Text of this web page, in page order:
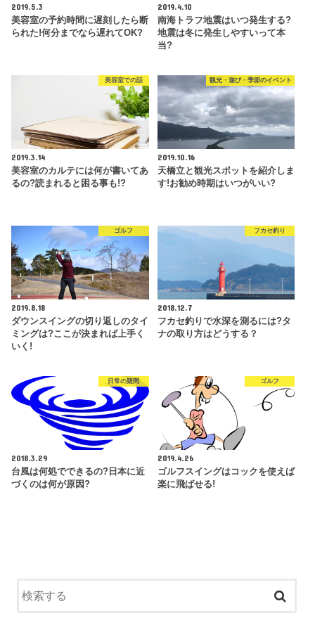
2019.5.3
美容室の予約時間に遅刻したら断
られた!何分までなら遅れてOK?
2019.4.10
南海トラフ地震はいつ発生する?
地震は冬に発生しやすいって本
当?
美容室での話
2019.3.14
美容室のカルテには何が書いてあ
るの?読まれると困る事も!?
観光・遊び・季節のイベント
2019.10.16
天橋立と観光スポットを紹介しま
す!お勧め時期はいつがいい?
ゴルフ
2019.8.18
ダウンスイングの切り返しのタイ
ミングは?ここが決まれば上手く
いく!
フカセ釣り
2018.12.7
フカセ釣りで水深を測るには?タ
ナの取り方はどうする？
日常の疑問
2018.3.29
台風は何処でできるの?日本に近
づくのは何が原因?
ゴルフ
2019.4.26
ゴルフスイングはコックを使えば
楽に飛ばせる!